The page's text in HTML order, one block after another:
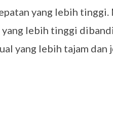
yang lebih
lebih tinggi
yang lebih tajam dan